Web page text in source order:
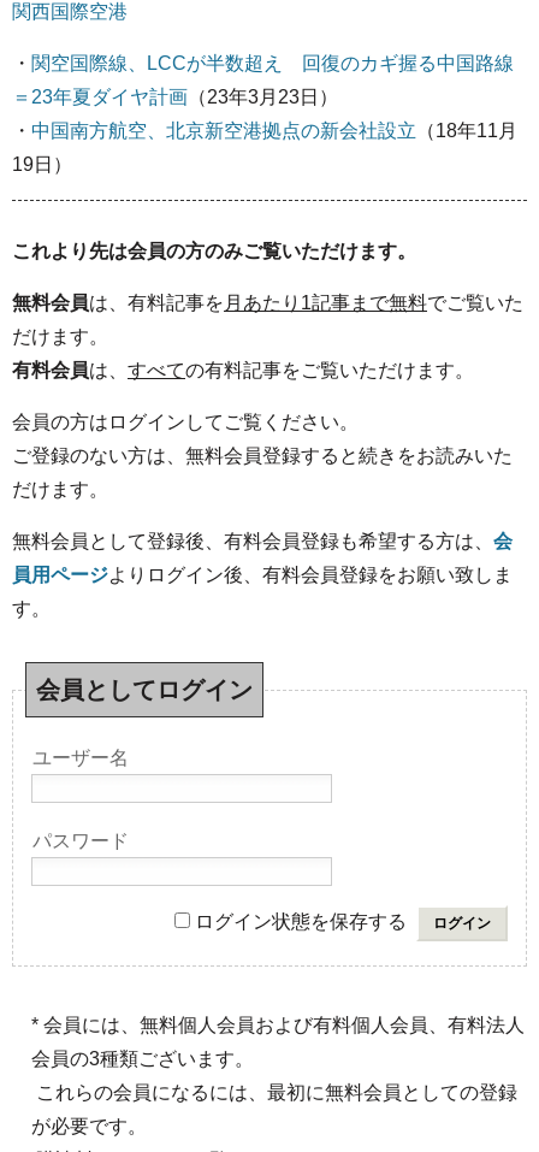
関西国際空港
・ 関空国際線、LCCが半数超え 回復のカギ握る中国路線
＝23年夏ダイヤ計画 （23年3月23日）
・ 中国南方航空、北京新空港拠点の新会社設立 （18年11月
19日）
これより先は会員の方のみご覧いただけます。
無料会員は、有料記事を 月あたり1記事まで無料でご覧いた
だけます。
有料会員は、 すべての有料記事をご覧いただけます。
会員の方はログインしてご覧ください。
ご登録のない方は、無料会員登録すると続きをお読みいた
だけます。
無料会員として登録後、有料会員登録も希望する方は、 会
員用ページよりログイン後、有料会員登録をお願い致しま
す。
会員としてログイン
ユーザー名
パスワード
ログイン状態を保存する
* 会員には、無料個人会員および有料個人会員、有料法人
会員の3種類ございます。
これらの会員になるには、最初に無料会員としての登録
が必要です。